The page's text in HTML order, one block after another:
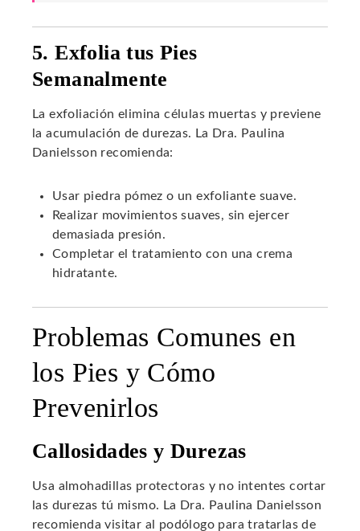
5. Exfolia tus Pies
Semanalmente
La exfoliación elimina células muertas y previene
la acumulación de durezas. La Dra. Paulina
Danielsson recomienda:
Usar piedra pómez o un exfoliante suave.
Realizar movimientos suaves, sin ejercer
demasiada presión.
Completar el tratamiento con una crema
hidratante.
Problemas Comunes en
los Pies y Cómo
Prevenirlos
Callosidades y Durezas
Usa almohadillas protectoras y no intentes cortar
las durezas tú mismo. La Dra. Paulina Danielsson
recomienda visitar al podólogo para tratarlas de